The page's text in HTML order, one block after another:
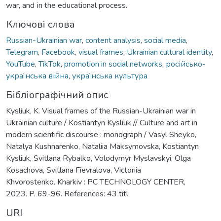
war, and іn the educational process.
Ключові слова
Russian-Ukrainian war, content analysis, social media,
Telegram, Facebook, visual frames, Ukrainian cultural identity,
YouTube,TikTok, promotion in social networks, російсько-
українська війна, українська культура
Бібліографічний опис
Kysliuk, K. Visual frames of the Russian-Ukrainian war in
Ukrainian culture / Kostiantyn Kysliuk // Culture and art in
modern scientific discourse : monograph / Vasyl Sheyko,
Natalya Kushnarenko, Nataliia Maksymovska, Kostiantyn
Kysliuk, Svitlana Rybalko, Volodymyr Myslavskyi, Olga
Kosachova, Svitlana Fievralova, Victoriia
Khvorostenko. Kharkiv : PC TECHNOLOGY CENTER,
2023. P. 69-96. References: 43 titl.
URI